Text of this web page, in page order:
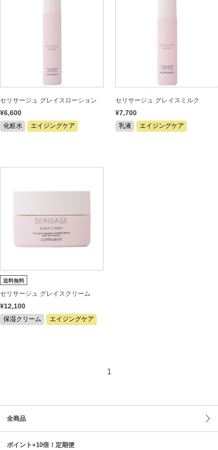
セリサージュ グレイスローション
¥6,600
化粧水 エイジングケア
セリサージュ グレイスミルク
¥7,700
乳液 エイジングケア
送料無料
セリサージュ グレイスクリーム
¥12,100
保湿クリーム エイジングケア
1
全商品
ポイント+10倍！定期便